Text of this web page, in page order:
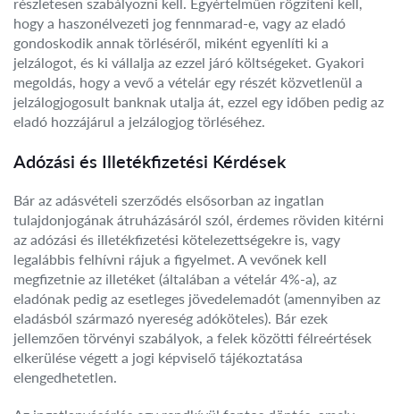
hogy a haszonélvezeti jog fennmarad-e, vagy az eladó
gondoskodik annak törléséről, miként egyenlíti ki a
jelzálogot, és ki vállalja az ezzel járó költségeket. Gyakori
megoldás, hogy a vevő a vételár egy részét közvetlenül a
jelzálogjogosult banknak utalja át, ezzel egy időben pedig az
eladó hozzájárul a jelzálogjog törléséhez.
Adózási és Illetékfizetési Kérdések
Bár az adásvételi szerződés elsősorban az ingatlan
tulajdonjogának átruházásáról szól, érdemes röviden kitérni
az adózási és illetékfizetési kötelezettségekre is, vagy
legalábbis felhívni rájuk a figyelmet. A vevőnek kell
megfizetnie az illetéket (általában a vételár 4%-a), az
eladónak pedig az esetleges jövedelemadót (amennyiben az
eladásból származó nyereség adóköteles). Bár ezek
jellemzően törvényi szabályok, a felek közötti félreértések
elkerülése végett a jogi képviselő tájékoztatása
elengedhetetlen.